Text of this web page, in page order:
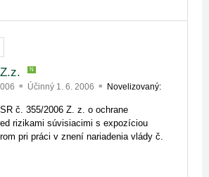
N
Účinný 1. 6. 2006
Novelizovaný:
č. 355/2006 Z. z. o ochrane
rizikami súvisiacimi s expozíciou
pri práci v znení nariadenia vlády č.